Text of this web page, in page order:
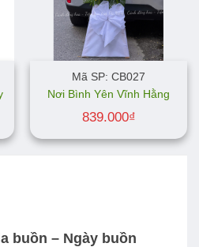
Mã SP: CB027
Nơi Bình Yên Vĩnh Hằng
839.000₫
buồn – Ngày buồn